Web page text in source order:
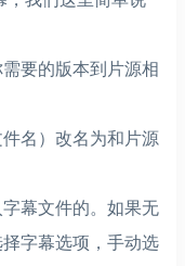
要的版本到片源相
名）改名为和片源
幕文件的。如果无
字幕选项，手动选